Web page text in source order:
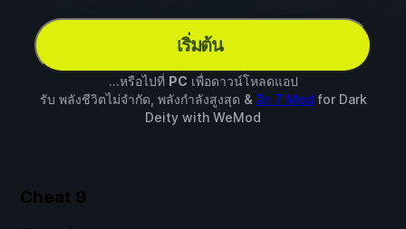
เริ่มต้น
...หรือไปที่ PC เพื่อดาวน์โหลดแอป
รับ พลังชีวิตไม่จำกัด, พลังกำลังสูงสุด & อีก 7 Mod for Dark
Deity with WeMod
Cheat 9